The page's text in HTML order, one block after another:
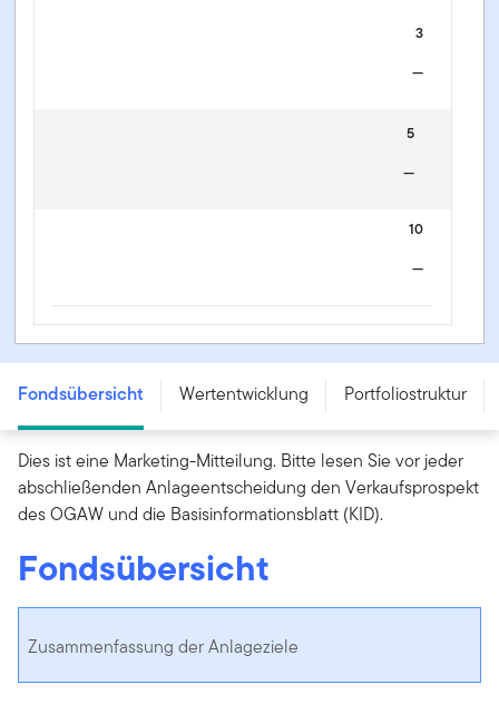
3
—
5
—
10
—
Franklin S&P 500 Consumer Discretionary UCITS ETF -
IE000PEYL7P5
Fondsübersicht Wertentwicklung Portfoliostruktur
Dies ist eine Marketing-Mitteilung. Bitte lesen Sie vor jeder
abschließenden Anlageentscheidung den Verkaufsprospekt
des OGAW und die Basisinformationsblatt (KID).
Fondsübersicht
Zusammenfassung der Anlageziele